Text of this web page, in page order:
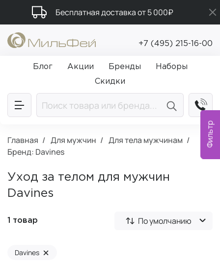
Фильтр
Бесплатная доставка от 5 000₽
Подарки в каждый заказ от 5 000₽
Промокод ПРИВЕТ
+7 (495) 215-16-00
Блог Акции Бренды
Наборы
Скидки
Главная Для мужчин
Для тела мужчинам
Бренд: Davines
Уход за телом для мужчин
Davines
1 товар По умолчанию
Davines ×